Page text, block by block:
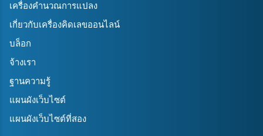
เครื่องคำนวณการแปลง
เกี่ยวกับเครื่องคิดเลขออนไลน์
บล็อก
จ้างเรา
ฐานความรู้
แผนผังเว็บไซต์
แผนผังเว็บไซต์ที่สอง